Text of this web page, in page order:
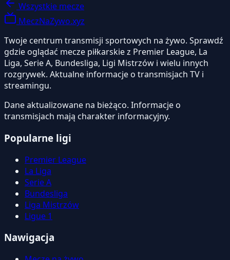
Wszystkie mecze
MeczNaZywo.xyz
Twoje centrum transmisji sportowych na żywo. Sprawdź
gdzie oglądać mecze piłkarskie z Premier League, La
Liga, Serie A, Bundesliga, Ligi Mistrzów i wielu innych
rozgrywek. Aktualne informacje o transmisjach TV i
streamingu.
Dane aktualizowane na bieżąco. Informacje o
transmisjach mają charakter informacyjny.
Popularne ligi
Premier League
La Liga
Serie A
Bundesliga
Liga Mistrzów
Ligue 1
Nawigacja